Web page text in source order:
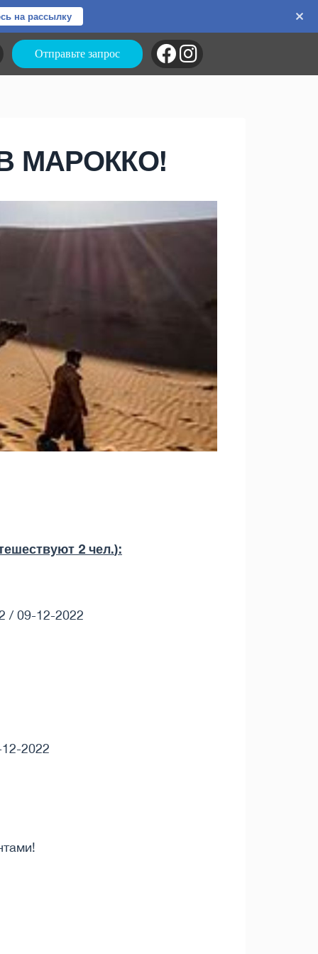
на рассылку
Отправьте запрос
МАРОККО!
2 чел.):
/ 09-12-2022
2022